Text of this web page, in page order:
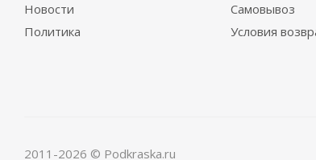
Новости
Политика
Самовывоз
Условия
2011-2026 © Podkraska.ru